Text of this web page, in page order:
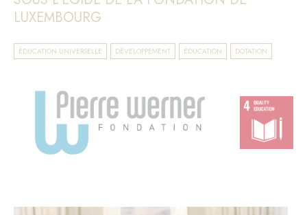
LUXEMBOURG
ÉDUCATION UNIVERSELLE DÉVELOPPEMENT ÉDUCATION DOTATION